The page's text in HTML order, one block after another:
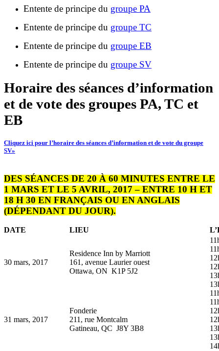
Entente de principe du groupe PA
Entente de principe du groupe TC
Entente de principe du groupe EB
Entente de principe du groupe SV
Horaire des séances d’information
et de vote des groupes PA, TC et
EB
Cliquez ici pour l’horaire des séances d’information et de vote du groupe
SV»
DES SÉANCES DE 20 À 60 MINUTES ENTRE LE
1 MARS ET LE 5 AVRIL, 2017 – ENTRE 10 H ET
18 H 30 EN FRANÇAIS OU EN ANGLAIS
(DÉPENDANT DU JOUR).
DATE LIEU
30 mars, 2017
Residence Inn by Marriott
161, avenue Laurier ouest
Ottawa, ON K1P 5J2
31 mars, 2017
Fonderie
211, rue Montcalm
Gatineau, QC J8Y 3B8